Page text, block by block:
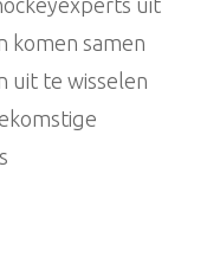
komen samen
uit te wisselen